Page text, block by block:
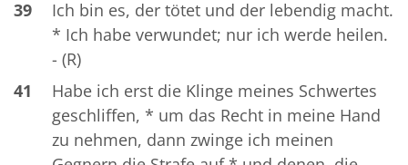
39
Ich bin es, der tötet und der lebendig macht.
* Ich habe verwundet; nur ich werde heilen.
- (R)
41
Habe ich erst die Klinge meines Schwertes
geschliffen, * um das Recht in meine Hand
zu nehmen, dann zwinge ich meinen